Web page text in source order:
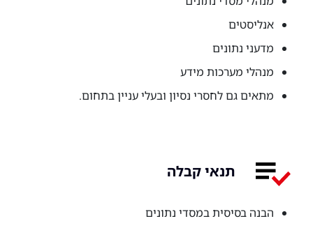
אנליסטים
מדעני נתונים
מנהלי מערכות מידע
מתאים גם לחסרי נסיון ובעלי עניין בתחום.
תנאי קבלה
הבנה בסיסית במסדי נתונים